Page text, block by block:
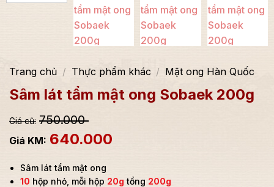
Trang chủ / Thực phẩm khác / Mật ong Hàn Quốc
Sâm lát tẩm mật ong Sobaek 200g
750.000
640.000
Sâm lát tẩm mật ong
10 hộp nhỏ, mỗi hộp 20g tổng 200g